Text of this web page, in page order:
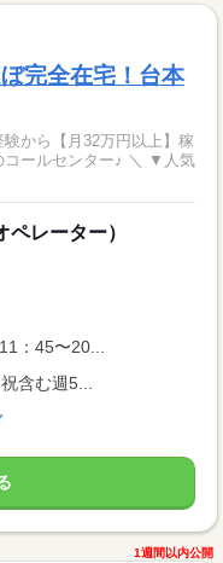
完全在宅！台本
から【月32万円以上】稼
センター♪ ＼ ▼人気
レーター）
：45〜20...
含む週5...
1週間以内公開